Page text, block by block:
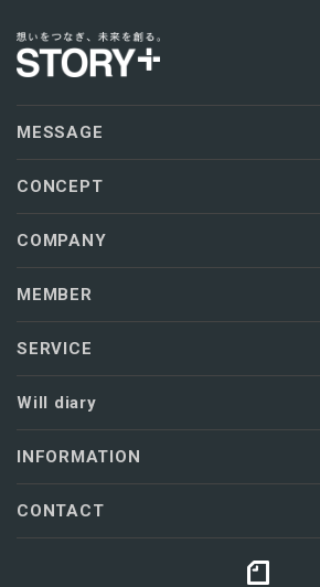
MESSAGE
CONCEPT
COMPANY
MEMBER
SERVICE
Will diary
INFORMATION
CONTACT